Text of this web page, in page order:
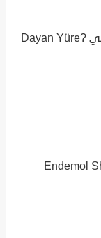
معلومات عن المسلسل التركي تحمل يا قلبي Dayan Yüre?